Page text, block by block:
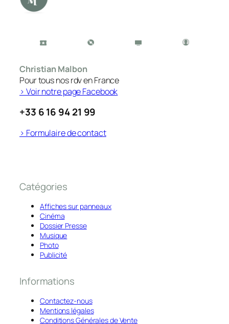
Christian Malbon
Pour tous nos rdv en France
> Voir notre page Facebook
+33 6 16 94 21 99
> Formulaire de contact
Catégories
Affiches sur panneaux
Cinéma
Dossier Presse
Musique
Photo
Publicité
Informations
Contactez-nous
Mentions légales
Conditions Générales de Vente